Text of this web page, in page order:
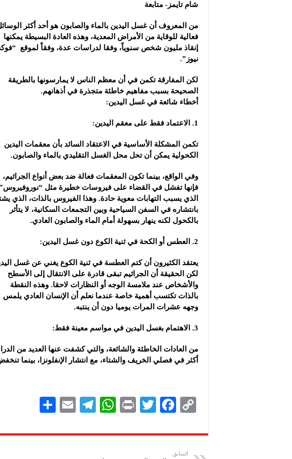
شام تايمز- متابعة
من المعروف أن غسل اليدين بالماء والصابون هو أحد أكثر
فعالية للوقاية من الأمراض المعدية، وهذه العادة البسيطة يمكنها
إنقاذ مليون شخص سنوياً، وفقا لدراسات عدة، وفقاً لموقع
نيوز”.
لكن المفارقة تكمن في أن معظم الناس لا يمارسونها بالطريقة
الصحيحة بسبب مفاهيم خاطئة متجذرة في أذهانهم.
أخطاء شائعة في غسل اليدين:
1. الاعتماد فقط على معقم اليدين:
تكمن المشكلة الأساسية في الاعتقاد السائد بأن معقمات اليدين
الكحولية يمكن أن تحل محل الغسل التقليدي بالماء والصابون.
وفي الواقع، بينما تكون المعقمات فعالة ضد بعض أنواع الجراثيم،
فإنها تفشل في القضاء على فيروسات خطيرة مثل
الذي يسبب التهابات معوية حادة. وهذا الفيروس بالذات، الذي
بانتشاره في السفن السياحية وبين التجمعات السكانية، لا يتأثر
بالكحول لكنه ينهار بسهولة أمام الماء والصابون العادي.
2. العطس أو الكحة في ثنية الكوع دون غسل اليدين:
يعتقد الكثيرون أن كتم العطسة في ثنية الكوع يغني عن غسل
لكن الحقيقة أن الجراثيم تبقى قادرة على الانتقال إلى الأسطح
والأشخاص عند ملامسة الوجه أو النظارات لاحقا. وهذه النقطة
بالذات تكتسب أهمية خاصة عندما نعلم أن الإنسان العادي يلمس
وجهه عشرات المرات يوميا دون أن ينتبه.
3. الاهتمام بغسل اليدين في مواسم معينة فقط:
من العادات الخاطئة والشائعة، والتي كشفت عنها العديد من
أكثر في فصلي الخريف والشتاء، مع انتشار الإنفلونزا، بينما
C
p
y
F
eb
T
tt
P
nt
W
at
Te
gr
E
ai
ar
السابق